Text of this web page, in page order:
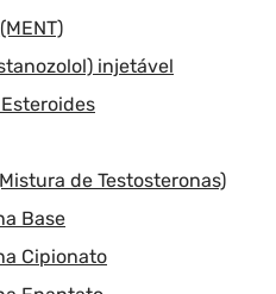
injetável
de Testosteronas)
Base
Cipionato